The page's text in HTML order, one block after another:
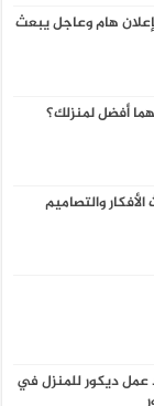
هام وعاجل يبعث
أفضل لمنزلك؟
2026 – أحدث الأفكار والتصاميم
ديكور للمنزل في